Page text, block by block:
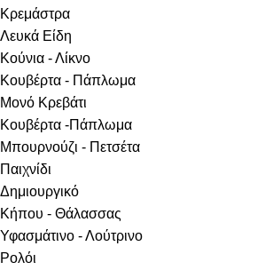
Κρεμάστρα
Λευκά Είδη
Κούνια - Λίκνο
Κουβέρτα - Πάπλωμα
Μονό Κρεβάτι
Κουβέρτα -Πάπλωμα
Μπουρνούζι - Πετσέτα
Παιχνίδι
Δημιουργικό
Κήπου - Θάλασσας
Υφασμάτινο - Λούτρινο
Ρολόι